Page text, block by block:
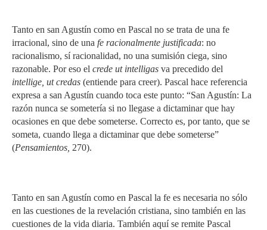
Tanto en san Agustín como en Pascal no se trata de una fe
irracional, sino de una fe racionalmente justificada: no
racionalismo, sí racionalidad, no una sumisión ciega, sino
razonable. Por eso el crede ut intelligas va precedido del
intellige, ut credas (entiende para creer). Pascal hace referencia
expresa a san Agustín cuando toca este punto: “San Agustín: La
razón nunca se sometería si no llegase a dictaminar que hay
ocasiones en que debe someterse. Correcto es, por tanto, que se
someta, cuando llega a dictaminar que debe someterse”
(Pensamientos, 270).
Tanto en san Agustín como en Pascal la fe es necesaria no sólo
en las cuestiones de la revelación cristiana, sino también en las
cuestiones de la vida diaria. También aquí se remite Pascal